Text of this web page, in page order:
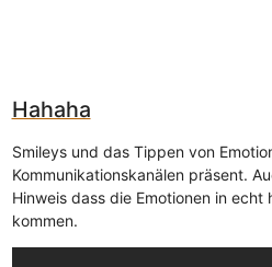
Hahaha
Smileys und das Tippen von
Kommunikationskanälen präsent.
Hinweis dass die Emotionen in
kommen.